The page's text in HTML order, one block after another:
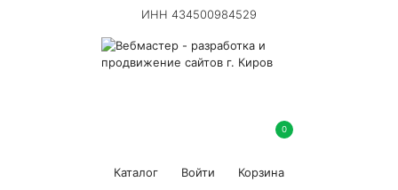
ИНН 434500984529
Каталог Войти
0
Корзина